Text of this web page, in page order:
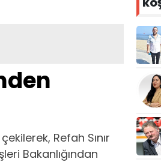
Refah Sınır
Bakanlığından